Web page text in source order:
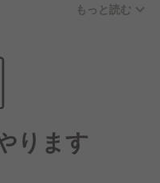
うにしています。※残
ま事業を展開する、創
琲株式会社」です。
めていけるだけではな
ています！
もっと読む
ります